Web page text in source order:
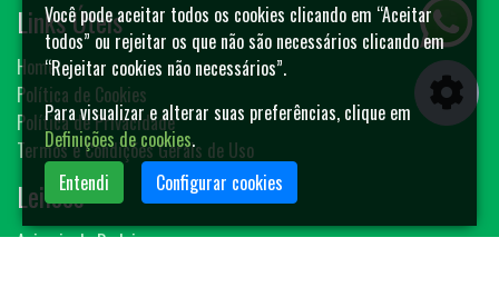
Links Úteis
Home
Política de Cookies
Política de Privacidade
Termos e Condições Gerais de Uso
Leilões
Animais de Rodeio
Você pode aceitar todos os cookies clicando em “Aceitar
todos” ou rejeitar os que não são necessários clicando em
“Rejeitar cookies não necessários”.
Para visualizar e alterar suas preferências, clique em
Definições de cookies.
Entendi
Configurar cookies